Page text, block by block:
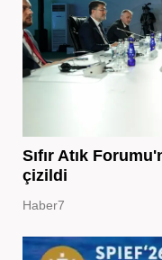
Sıfır Atık
çizildi
Haber7